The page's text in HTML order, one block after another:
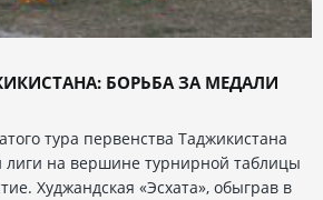
БОРЬБА ЗА МЕДАЛИ
тура первенства Таджикистана
лиги на вершине турнирной таблицы
Худжандская «Эсхата», обыграв в